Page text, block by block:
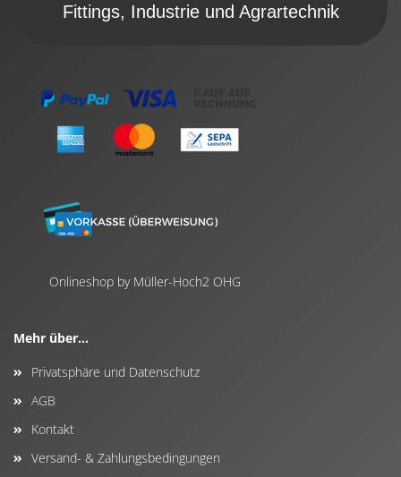
Fittings, Industrie und Agrartechnik
Onlineshop by Müller-Hoch2 OHG
Mehr über...
Privatsphäre und Datenschutz
AGB
Kontakt
Versand- & Zahlungsbedingungen